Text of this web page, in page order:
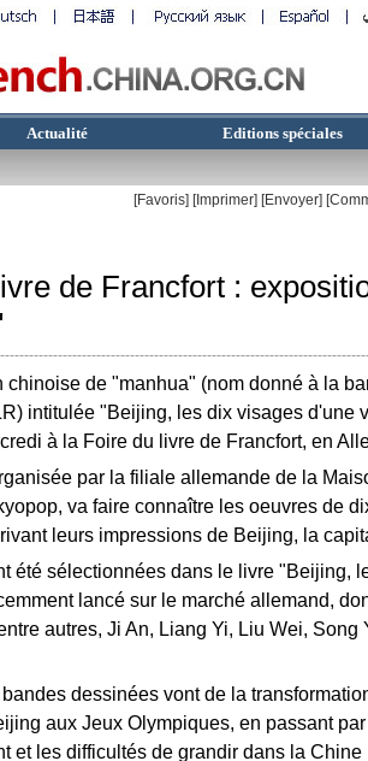
Actualité Editions spéciales
[Favoris] [Imprimer] [Envoyer]
de Francfort :
chinoise de "manhua" (nom donné à la
intitulée "Beijing, les dix visages d'une
à la Foire du livre de Francfort, en
par la filiale allemande de la
va faire connaître les oeuvres de
leurs impressions de Beijing, la
été sélectionnées dans le livre "Beijing,
lancé sur le marché allemand,
autres, Ji An, Liang Yi, Liu Wei, Song
dessinées vont de la
aux Jeux Olympiques, en passant
et les difficultés de grandir dans la Chine